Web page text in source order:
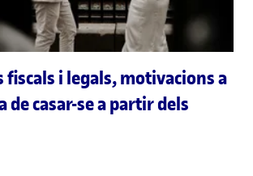
fiscals i legals, motivacions a
de casar-se a partir dels